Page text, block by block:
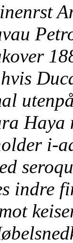
Haya
i-
indre